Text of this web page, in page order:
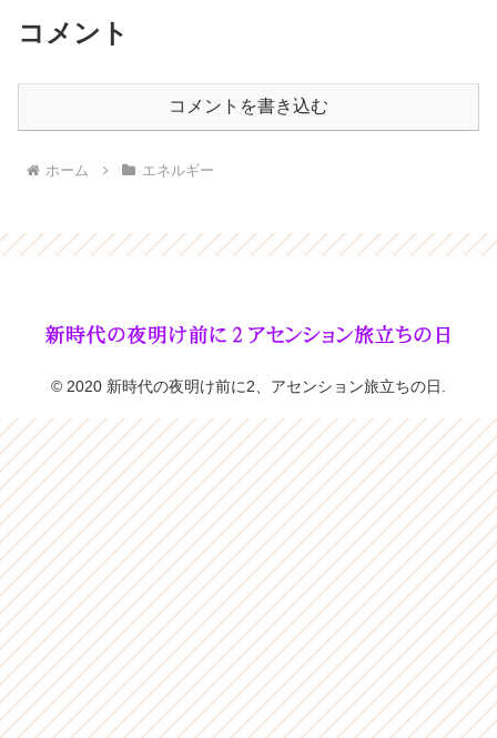
コメント
コメントを書き込む
ホーム エネルギー
© 2020 新時代の夜明け前に2、アセンション旅立ちの日.